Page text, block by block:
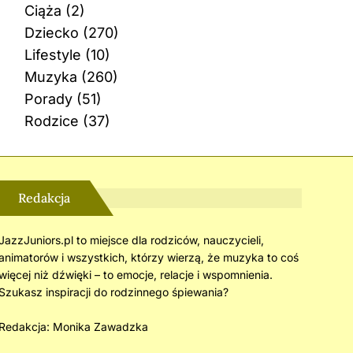
Ciąża (2)
Dziecko (270)
Lifestyle (10)
Muzyka (260)
Porady(51)
Rodzice (37)
Redakcja
to miejsce dla rodziców, nauczycieli,
i wszystkich, którzy wierzą, że muzyka to coś
niż dźwięki – to emocje, relacje i wspomnienia.
inspiracji do rodzinnego śpiewania?
Monika Zawadzka